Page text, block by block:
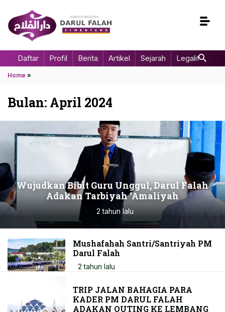
Daftar Profil Berita Artikel Sejarah Legalitas
Home »
Bulan: April 2024
Wujudkan Bibit Guru Unggul, Darul Falah
Adakan Tarbiyah ‘Amaliyah
2 tahun lalu
Mushafahah Santri/Santriyah PM
Darul Falah
2 tahun lalu
TRIP JALAN BAHAGIA PARA
KADER PM DARUL FALAH
ADAKAN OUTING KE LEMBANG